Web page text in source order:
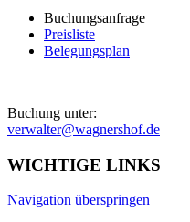
Buchungsanfrage
Preisliste
Belegungsplan
Buchung unter:
verwalter@wagnershof.de
WICHTIGE LINKS
Navigation überspringen